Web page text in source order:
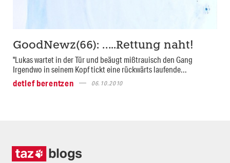
GoodNewz(66): …..Rettung naht!
"Lukas wartet in der Tür und beäugt mißtrauisch den Gang
Irgendwo in seinem Kopf tickt eine rückwärts laufende...
detlef berentzen
06.10.2010